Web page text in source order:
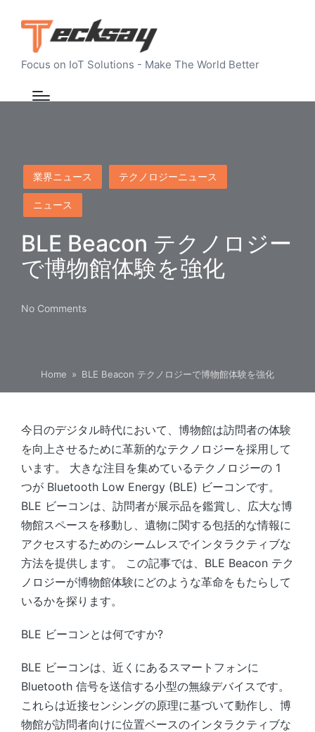
Focus on IoT Solutions - Make The World Better
Posted
in
業界ニュース テクノロジーニュース
ニュース
BLE Beacon テクノロジー
で博物館体験を強化
No Comments
Home » BLE Beacon テクノロジーで博物館体験を強化
今日のデジタル時代において、博物館は訪問者の体験
を向上させるために革新的なテクノロジーを採用して
います。 大きな注目を集めているテクノロジーの 1
つが Bluetooth Low Energy (BLE) ビーコンです。
BLE ビーコンは、訪問者が展示品を鑑賞し、広大な博
物館スペースを移動し、遺物に関する包括的な情報に
アクセスするためのシームレスでインタラクティブな
方法を提供します。 この記事では、BLE Beacon テク
ノロジーが博物館体験にどのような革命をもたらして
いるかを探ります。
BLE ビーコンとは何ですか?
BLE ビーコンは、近くにあるスマートフォンに
Bluetooth 信号を送信する小型の無線デバイスです。
これらは近接センシングの原理に基づいて動作し、博
物館が訪問者向けに位置ベースのインタラクティブな